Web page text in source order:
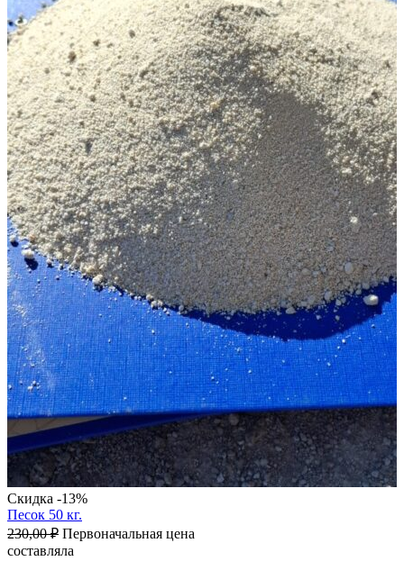
Скидка -13%
Песок 50 кг.
230,00₽ Первоначальная цена
составляла